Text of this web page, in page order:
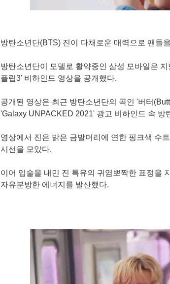
방탄소년단(BTS) 진이 다채로운 매력으로 팬들
방탄소년단이 모델로 활약중인 삼성 모바일은
플립3' 비하인드 영상을 공개했다.
공개된 영상은 최근 방탄소년단의 곡인 '버터
'Galaxy UNPACKED 2021' 광고 비하인드 속 방
영상에서 진은 밝은 금발머리에 연한 핑크색 수
시선을 모았다.
이어 입술을 내민 진 특유의 귀염뽀짝한 표정을
자유분방한 에너지를 발산했다.